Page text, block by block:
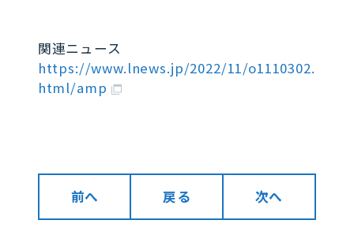
関連ニュース
https://www.lnews.jp/2022/11/o1110302.
html/amp
前へ 戻る 次へ